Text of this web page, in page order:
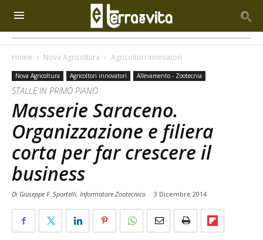
Home Nova Agricoltura Agricoltori innovatori
Nova Agricoltura Agricoltori innovatori Allevamento - Zootecnia
STALLE IN PRIMO PIANO
Masserie Saraceno.
Organizzazione e filiera
corta per far crescere il
business
Di Giuseppe F. Sportelli, Informatore Zootecnico - 3 Dicembre 2014